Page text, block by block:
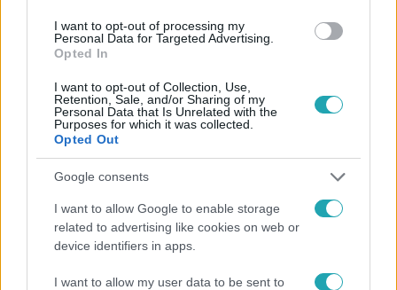
I want to opt-out of processing my
Personal Data for Targeted Advertising.
Opted In
I want to opt-out of Collection, Use,
Retention, Sale, and/or Sharing of my
Personal Data that Is Unrelated with the
Purposes for which it was collected.
Opted Out
Google consents
I want to allow Google to enable storage
related to advertising like cookies on web or
device identifiers in apps.
I want to allow my user data to be sent to
X-FAKTOR #GÁSPÁR LACI #X-FAKTOR 2025
ADÁSRÉSZLETEK
FESZÜLTSÉG #MAJKA #VALKUSZ MILÁN
BUKOVINSZKY VANDA #DARAB VIKTOR
LAKATOS ARNOLD